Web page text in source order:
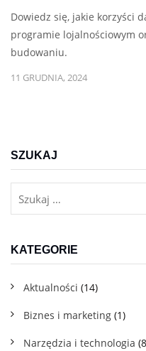
Dowiedz się, jakie korzyści
programie lojalnościowym
budowaniu.
11 GRUDNIA, 2024
SZUKAJ
KATEGORIE
Aktualności (14)
Biznes i marketing (1)
Narzędzia i technologia